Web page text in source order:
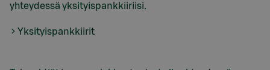
yhteydessä yksityispankkiiriisi.
Yksityispankkiirit